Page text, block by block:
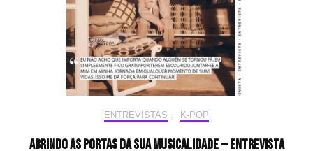
ENTREVISTAS K-POP
Abrindo as portas da sua musicalidade — Entrevista